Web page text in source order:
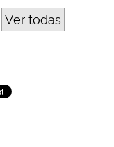
Ver todas